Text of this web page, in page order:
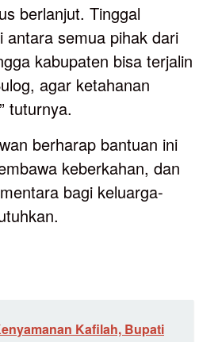
berlanjut. Tinggal
antara semua pihak dari
kabupaten bisa terjalin
agar ketahanan
tuturnya.
berharap bantuan ini
keberkahan, dan
bagi keluarga-
Kafilah, Bupati